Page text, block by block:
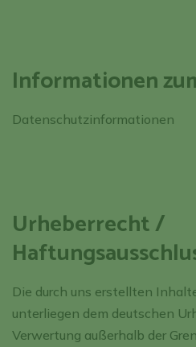
Informationen
Datenschutzinformationen
Urheberrecht /
Die durch uns erstellten
unterliegen dem deutschen
Verwertung außerhalb der